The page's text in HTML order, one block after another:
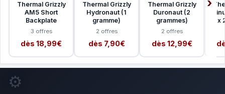
Thermal Grizzly
AM5 Short
Backplate
3 offres
dès 18,99€
Thermal Grizzly
Hydronaut (1
gramme)
2 offres
dès 7,90€
Thermal Grizzly
Duronaut (2
grammes)
2 offres
dès 12,99€
x
⚙️